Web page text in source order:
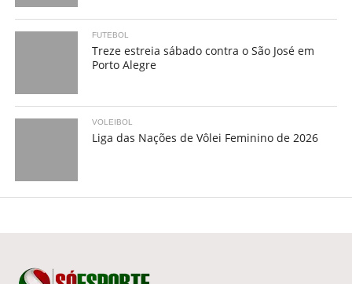
FUTEBOL
Treze estreia sábado contra o São José em
Porto Alegre
VOLEIBOL
Liga das Nações de Vôlei Feminino de 2026